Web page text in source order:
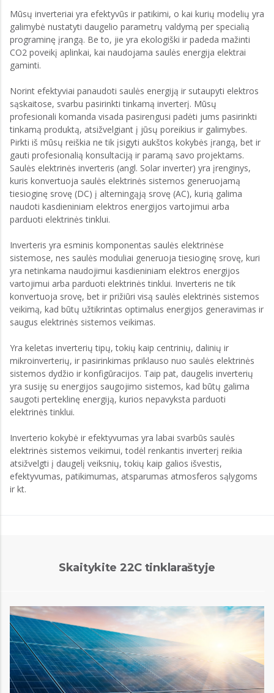
Mūsų inverteriai yra efektyvūs ir patikimi, o kai kurių modelių yra
galimybė nustatyti daugelio parametrų valdymą per specialią
programinę įrangą. Be to, jie yra ekologiški ir padeda mažinti
CO2 poveikį aplinkai, kai naudojama saulės energija elektrai
gaminti.
Norint efektyviai panaudoti saulės energiją ir sutaupyti elektros
sąskaitose, svarbu pasirinkti tinkamą inverterį. Mūsų
profesionali komanda visada pasirengusi padėti jums pasirinkti
tinkamą produktą, atsižvelgiant į jūsų poreikius ir galimybes.
Pirkti iš mūsų reiškia ne tik įsigyti aukštos kokybės įrangą, bet ir
gauti profesionalią konsultaciją ir paramą savo projektams.
Saulės elektrinės inverteris (angl. Solar inverter) yra įrenginys,
kuris konvertuoja saulės elektrinės sistemos generuojamą
tiesioginę srovę (DC) į alterningąją srovę (AC), kurią galima
naudoti kasdieniniam elektros energijos vartojimui arba
parduoti elektrinės tinklui.
Inverteris yra esminis komponentas saulės elektrinėse
sistemose, nes saulės moduliai generuoja tiesioginę srovę, kuri
yra netinkama naudojimui kasdieniniam elektros energijos
vartojimui arba parduoti elektrinės tinklui. Inverteris ne tik
konvertuoja srovę, bet ir prižiūri visą saulės elektrinės sistemos
veikimą, kad būtų užtikrintas optimalus energijos generavimas ir
saugus elektrinės sistemos veikimas.
Yra keletas inverterių tipų, tokių kaip centrinių, dalinių ir
mikroinverterių, ir pasirinkimas priklauso nuo saulės elektrinės
sistemos dydžio ir konfigūracijos. Taip pat, daugelis inverterių
yra susiję su energijos saugojimo sistemos, kad būtų galima
saugoti perteklinę energiją, kurios nepavyksta parduoti
elektrinės tinklui.
Inverterio kokybė ir efektyvumas yra labai svarbūs saulės
elektrinės sistemos veikimui, todėl renkantis inverterį reikia
atsižvelgti į daugelį veiksnių, tokių kaip galios išvestis,
efektyvumas, patikimumas, atsparumas atmosferos sąlygoms
ir kt.
Skaitykite 22C tinklaraštyje